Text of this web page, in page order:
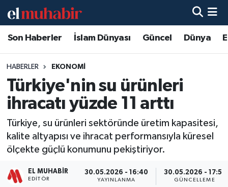
Son Haberler İslam Dünyası Güncel Dünya
HABERLER EKONOMI
Türkiye'nin su ürünleri
ihracatı yüzde 11 arttı
Türkiye, su ürünleri sektöründe üretim kapasitesi,
kalite altyapısı ve ihracat performansıyla küresel
ölçekte güçlü konumunu pekiştiriyor.
EL MUHABIR
EDITÖR
30.05.2026 - 16:40
YAYINLANMA
30.05.2026 - 17:51
GÜNCELLEME
Hava Durumu
Trafik Durumu
Süper Lig Puan Durumu ve Fikstür
Son Dakika Haberleri
Haber Arşivi